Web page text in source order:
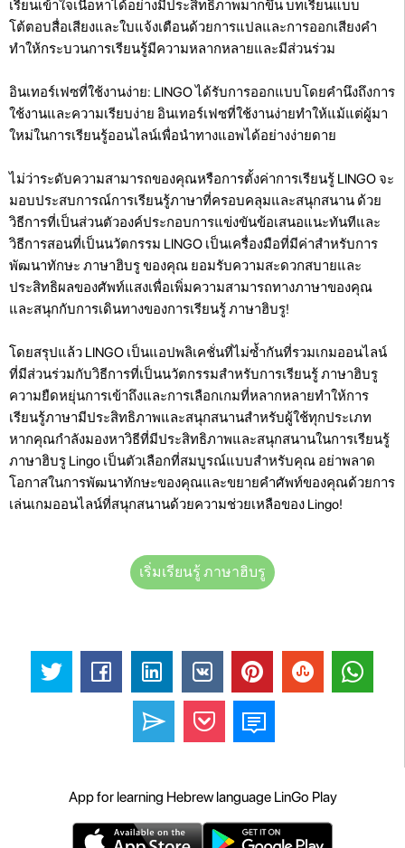
เรียนเข้าใจเนื้อหาได้อย่างมีประสิทธิภาพมากขึ้น บทเรียนแบบ
โต้ตอบสื่อเสียงและใบแจ้งเตือนด้วยการแปลและการออกเสียงคำ
ทำให้กระบวนการเรียนรู้มีความหลากหลายและมีส่วนร่วม
อินเทอร์เฟซที่ใช้งานง่าย: LINGO ได้รับการออกแบบโดยคำนึงถึงการ
ใช้งานและความเรียบง่าย อินเทอร์เฟซที่ใช้งานง่ายทำให้แม้แต่ผู้มา
ใหม่ในการเรียนรู้ออนไลน์เพื่อนำทางแอพได้อย่างง่ายดาย
ไม่ว่าระดับความสามารถของคุณหรือการตั้งค่าการเรียนรู้ LINGO จะ
มอบประสบการณ์การเรียนรู้ภาษาที่ครอบคลุมและสนุกสนาน ด้วย
วิธีการที่เป็นส่วนตัวองค์ประกอบการแข่งขันข้อเสนอแนะทันทีและ
วิธีการสอนที่เป็นนวัตกรรม LINGO เป็นเครื่องมือที่มีค่าสำหรับการ
พัฒนาทักษะ ภาษาฮิบรู ของคุณ ยอมรับความสะดวกสบายและ
ประสิทธิผลของศัพท์แสงเพื่อเพิ่มความสามารถทางภาษาของคุณ
และสนุกกับการเดินทางของการเรียนรู้ ภาษาฮิบรู!
โดยสรุปแล้ว LINGO เป็นแอปพลิเคชั่นที่ไม่ซ้ำกันที่รวมเกมออนไลน์
ที่มีส่วนร่วมกับวิธีการที่เป็นนวัตกรรมสำหรับการเรียนรู้ ภาษาฮิบรู
ความยืดหยุ่นการเข้าถึงและการเลือกเกมที่หลากหลายทำให้การ
เรียนรู้ภาษามีประสิทธิภาพและสนุกสนานสำหรับผู้ใช้ทุกประเภท
หากคุณกำลังมองหาวิธีที่มีประสิทธิภาพและสนุกสนานในการเรียนรู้
ภาษาฮิบรู Lingo เป็นตัวเลือกที่สมบูรณ์แบบสำหรับคุณ อย่าพลาด
โอกาสในการพัฒนาทักษะของคุณและขยายคำศัพท์ของคุณด้วยการ
เล่นเกมออนไลน์ที่สนุกสนานด้วยความช่วยเหลือของ Lingo!
เริ่มเรียนรู้ ภาษาฮิบรู
App for learning Hebrew language LinGo Play